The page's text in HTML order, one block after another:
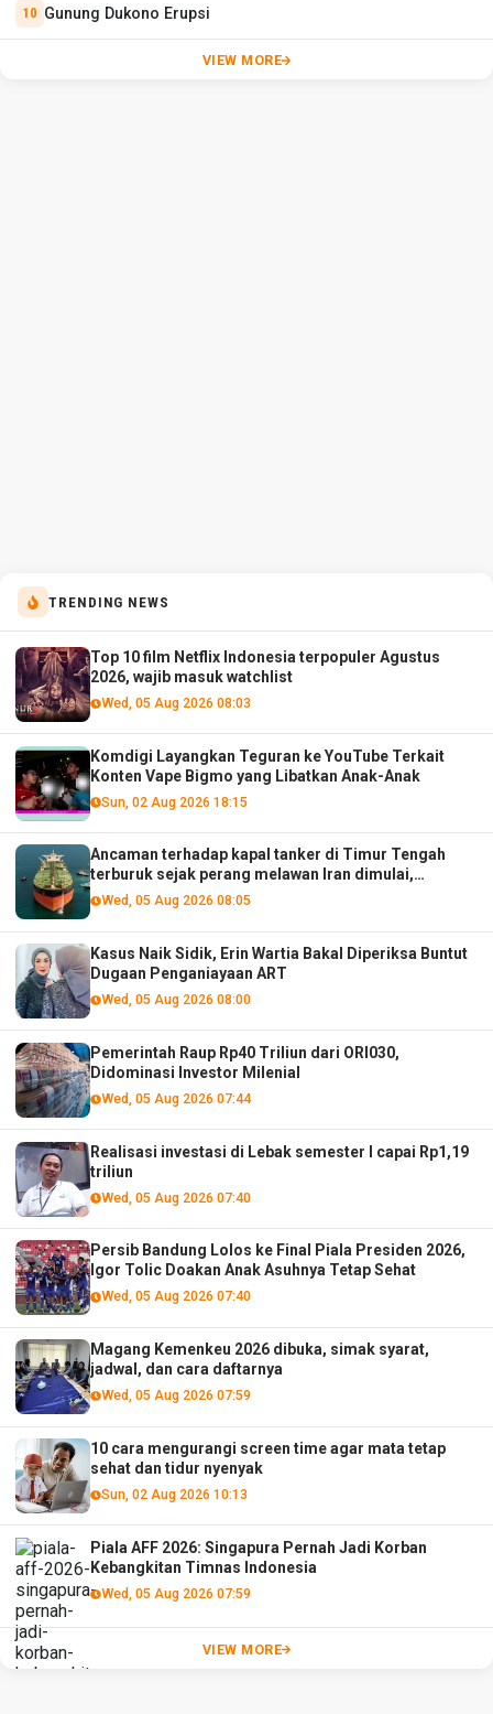
Gunung Dukono Erupsi
VIEW MORE
TRENDING NEWS
Top 10 film Netflix Indonesia terpopuler Agustus
2026, wajib masuk watchlist
Wed, 05 Aug 2026 08:03
Komdigi Layangkan Teguran ke YouTube Terkait
Konten Vape Bigmo yang Libatkan Anak-Anak
Sun, 02 Aug 2026 18:15
Ancaman terhadap kapal tanker di Timur Tengah
terburuk sejak perang melawan Iran dimulai,
menurut analis
Wed, 05 Aug 2026 08:05
Kasus Naik Sidik, Erin Wartia Bakal Diperiksa Buntut
Dugaan Penganiayaan ART
Wed, 05 Aug 2026 08:00
Pemerintah Raup Rp40 Triliun dari ORI030,
Didominasi Investor Milenial
Wed, 05 Aug 2026 07:44
Realisasi investasi di Lebak semester I capai Rp1,19
triliun
Wed, 05 Aug 2026 07:40
Persib Bandung Lolos ke Final Piala Presiden 2026,
Igor Tolic Doakan Anak Asuhnya Tetap Sehat
Wed, 05 Aug 2026 07:40
Magang Kemenkeu 2026 dibuka, simak syarat,
jadwal, dan cara daftarnya
Wed, 05 Aug 2026 07:59
10 cara mengurangi screen time agar mata tetap
sehat dan tidur nyenyak
Sun, 02 Aug 2026 10:13
Piala AFF 2026: Singapura Pernah Jadi Korban
Kebangkitan Timnas Indonesia
Wed, 05 Aug 2026 07:59
VIEW MORE